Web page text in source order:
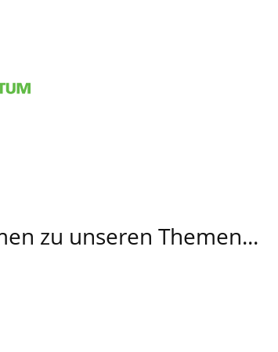
zu unseren Themen...